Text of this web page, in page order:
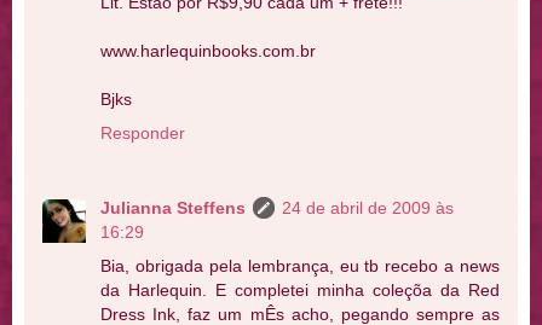
www.harlequinbooks.com.br
Bjks
Responder
Julianna Steffens
24 de abril de 2009 às
16:29
Bia, obrigada pela lembrança, eu tb recebo a news
da Harlequin. E completei minha coleçõa da Red
Dress Ink, faz um mÊs acho, pegando sempre as